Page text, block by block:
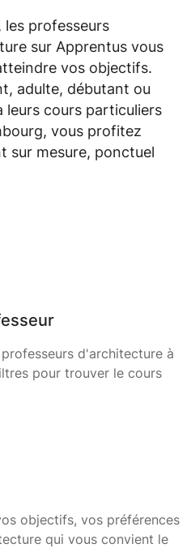
les professeurs
sur Apprentus vous
vos objectifs.
adulte, débutant ou
leurs cours particuliers
vous profitez
sur mesure, ponctuel
d'architecture à
pour trouver le cours
objectifs, vos préférences
qui vous convient le